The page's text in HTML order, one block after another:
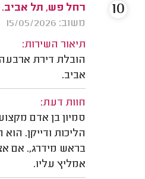
רחל פש, תל אביב.
משוב: 15/05/2026
תיאור השירות:
הובלת דירת ארבעה
אביב.
חוות דעת:
סמיון בן אדם
הליכות ודייקן.
בראש מידרג,. אם
אמליץ עליו.
10